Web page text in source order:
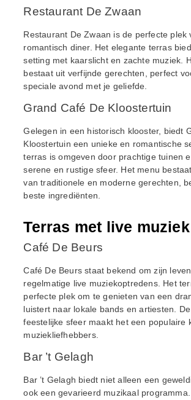
Restaurant De Zwaan
Restaurant De Zwaan is de perfecte plek
romantisch diner. Het elegante terras
setting met kaarslicht en zachte muziek.
bestaat uit verfijnde gerechten, perfect
speciale avond met je geliefde.
Grand Café De Kloostertuin
Gelegen in een historisch klooster, biedt
Kloostertuin een unieke en romantische
terras is omgeven door prachtige tuinen
serene en rustige sfeer. Het menu
van traditionele en moderne gerechten,
beste ingrediënten.
Terras met live muziek
Café De Beurs
Café De Beurs staat bekend om zijn
regelmatige live muziekoptredens. Het
perfecte plek om te genieten van een
luistert naar lokale bands en artiesten.
feestelijke sfeer maakt het een populaire
muziekliefhebbers.
Bar ’t Gelagh
Bar ’t Gelagh biedt niet alleen een
ook een gevarieerd muzikaal programma.